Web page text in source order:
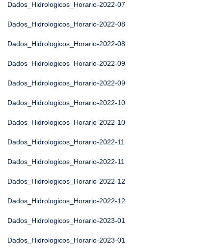
Dados_Hidrologicos_Horario-2022-07
Dados_Hidrologicos_Horario-2022-08
Dados_Hidrologicos_Horario-2022-08
Dados_Hidrologicos_Horario-2022-09
Dados_Hidrologicos_Horario-2022-09
Dados_Hidrologicos_Horario-2022-10
Dados_Hidrologicos_Horario-2022-10
Dados_Hidrologicos_Horario-2022-11
Dados_Hidrologicos_Horario-2022-11
Dados_Hidrologicos_Horario-2022-12
Dados_Hidrologicos_Horario-2022-12
Dados_Hidrologicos_Horario-2023-01
Dados_Hidrologicos_Horario-2023-01